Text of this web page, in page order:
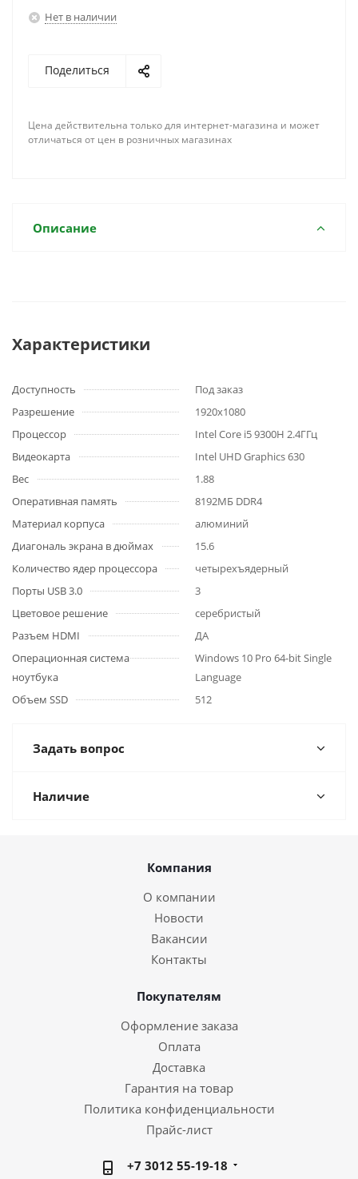
Нет в наличии
Поделиться
Цена действительна только для интернет-магазина и может
отличаться от цен в розничных магазинах
Описание
Характеристики
Доступность
Под заказ
Разрешение
1920x1080
Процессор
Intel Core i5 9300H 2.4ГГц
Видеокарта
Intel UHD Graphics 630
Вес
1.88
Оперативная память
8192МБ DDR4
Материал корпуса
алюминий
Диагональ экрана в дюймах
15.6
Количество ядер процессора
четырехъядерный
Порты USB 3.0
3
Цветовое решение
серебристый
Разъем HDMI
ДА
Операционная система
ноутбука
Windows 10 Pro 64-bit Single
Language
Объем SSD
512
Задать вопрос
Наличие
Компания
О компании
Новости
Вакансии
Контакты
Покупателям
Оформление заказа
Оплата
Доставка
Гарантия на товар
Политика конфиденциальности
Прайс-лист
+7 3012 55-19-18